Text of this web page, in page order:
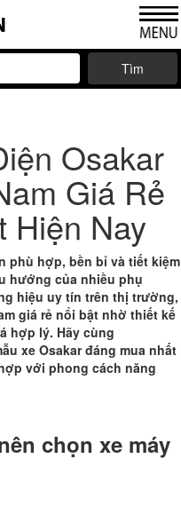
Tìm
Osakar
Giá Rẻ
Hiện Nay
phù hợp, bền bỉ và tiết kiệm
hướng của nhiều phụ
hiệu uy tín trên thị trường,
giá rẻ nổi bật nhờ thiết kế
hợp lý. Hãy cùng
xe Osakar đáng mua nhất
với phong cách năng
chọn xe máy